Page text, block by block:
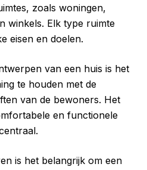
zoals woningen,
winkels. Elk type ruimte
eisen en doelen.
van een huis is het
te houden met de
van de bewoners. Het
en functionele
is het belangrijk om een